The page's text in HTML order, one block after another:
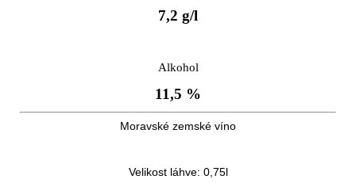
7,2 g/l
Alkohol
11,5 %
Moravské zemské víno
Velikost láhve: 0,75l